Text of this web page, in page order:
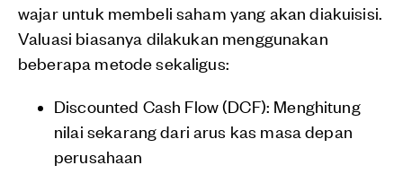
wajar untuk membeli saham yang akan diakuisisi.
Valuasi biasanya dilakukan menggunakan
beberapa metode sekaligus:
Discounted Cash Flow (DCF): Menghitung
nilai sekarang dari arus kas masa depan
perusahaan